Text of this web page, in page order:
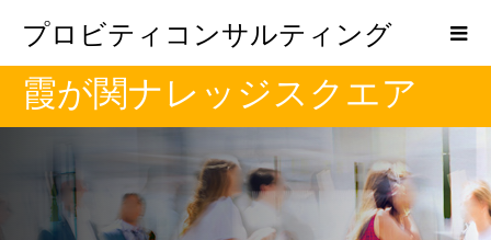
プロビティコンサルティング
霞が関ナレッジスクエア